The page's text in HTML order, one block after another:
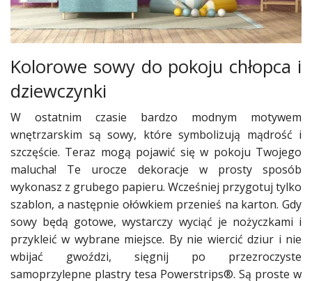
Kategorie
Dodaj
«
Dodaj
Dodaj
Dodaj
artykuł
Dodaj
galerię
Kolorowe sowy do pokoju chłopca i
dziewczynki
W ostatnim czasie bardzo modnym motywem
wnętrzarskim są sowy, które symbolizują mądrość i
szczęście. Teraz mogą pojawić się w pokoju Twojego
malucha! Te urocze dekoracje w prosty sposób
wykonasz z grubego papieru. Wcześniej przygotuj tylko
szablon, a następnie ołówkiem przenieś na karton. Gdy
sowy będą gotowe, wystarczy wyciąć je nożyczkami i
przykleić w wybrane miejsce. By nie wiercić dziur i nie
wbijać gwoździ, sięgnij po przezroczyste
samoprzylepne plastry tesa Powerstrips®. Są proste w